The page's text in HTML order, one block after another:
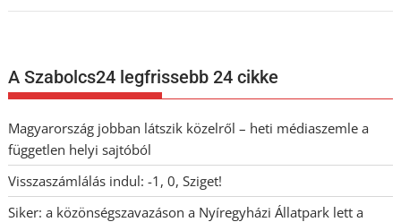
A Szabolcs24 legfrissebb 24 cikke
Magyarország jobban látszik közelről – heti médiaszemle a
független helyi sajtóból
Visszaszámlálás indul: -1, 0, Sziget!
Siker: a közönségszavazáson a Nyíregyházi Állatpark lett a